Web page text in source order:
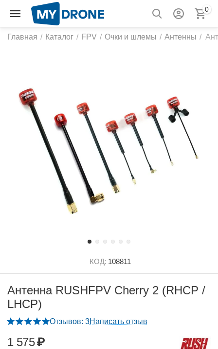
0
Главная / Каталог / FPV / Очки и шлемы / Антенны /
КОД: 108811
Антенна RUSHFPV Cherry 2 (RHCP /
LHCP)
Отзывов: 3Написать отзыв
1 575₽